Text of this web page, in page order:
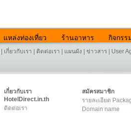
แหล่งท่องเที่ยว ร้านอาหาร กิจกรร
เกี่ยวกับเรา ติดต่อเรา แผนผัง ข่าวสาร User
เกี่ยวกับเรา
HotelDirect.in.th
ติดต่อเรา
สมัครสมาชิก
รายละเอียด
Domain name